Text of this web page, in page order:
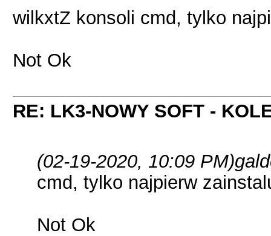
wilkxtZ konsoli cmd, tylko
Not Ok
RE: LK3-NOWY SOFT -
(02-19-2020, 10:09 PM)
cmd, tylko najpierw
Not Ok